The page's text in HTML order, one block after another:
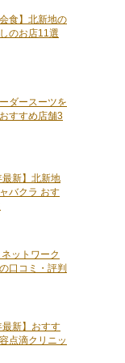
会食】北新地の
のお店11選
ダースーツを
すすめ店舗3
最新】北新地
バクラ おす
ットワーク
口コミ・評判
最新】おすす
点滴クリニッ